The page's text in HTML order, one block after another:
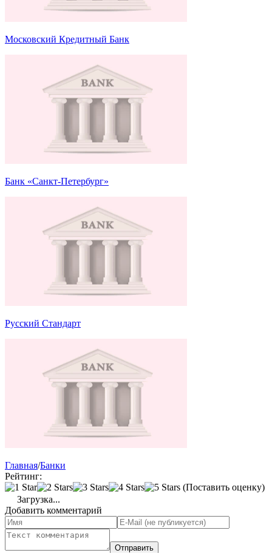
Московский Кредитный Банк
Банк «Санкт-Петербург»
Русский Стандарт
Главная/Банки
Рейтинг:
(Поставить оценку)
Загрузка...
Добавить комментарий